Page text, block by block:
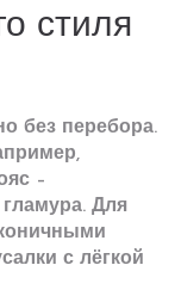
стиля
без перебора.
–
Для
с лёгкой